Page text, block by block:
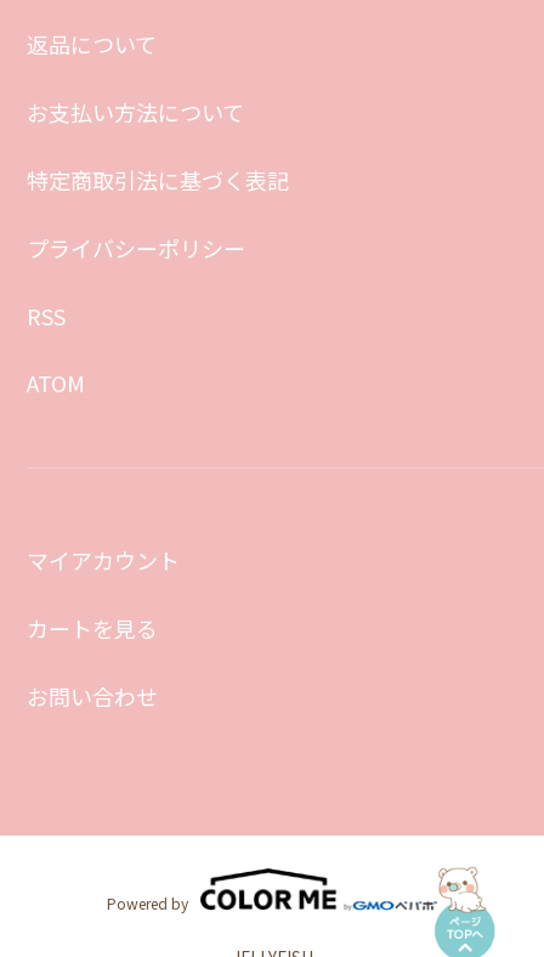
返品について
お支払い方法について
特定商取引法に基づく表記
プライバシーポリシー
RSS
ATOM
マイアカウント
カートを見る
お問い合わせ
Powered by